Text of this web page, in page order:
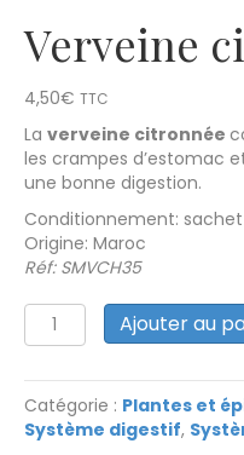
Verveine
4,50€ TTC
La verveine citronnée
les crampes d’estomac
une bonne digestion.
Conditionnement:
Origine: Maroc
Réf: SMVCH35
quantité
de
citronnée
Ajouter au
Catégorie : Plantes et
Système digestif,